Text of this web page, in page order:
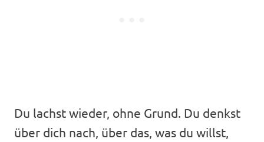
Du lachst wieder, ohne Grund. Du denkst
über dich nach, über das, was du willst,